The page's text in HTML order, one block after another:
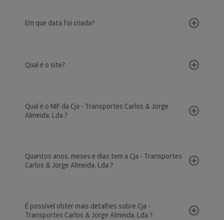
Em que data foi criada?
Qual é o site?
Qual é o NIF da Cja - Transportes Carlos & Jorge
Almeida, Lda.?
Quantos anos, meses e dias tem a Cja - Transportes
Carlos & Jorge Almeida, Lda.?
É possível obter mais detalhes sobre Cja -
Transportes Carlos & Jorge Almeida, Lda.?